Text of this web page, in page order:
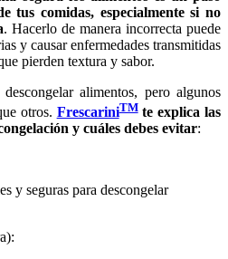
tus comidas, especialmente si no
. Hacerlo de manera incorrecta puede
y causar enfermedades transmitidas
pierden textura y sabor.
alimentos, pero algunos
otros. FrescariniTMte explica las
y cuáles debes evitar:
y seguras para descongelar